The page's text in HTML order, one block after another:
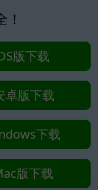
版下载
卓版下载
下载
版下载